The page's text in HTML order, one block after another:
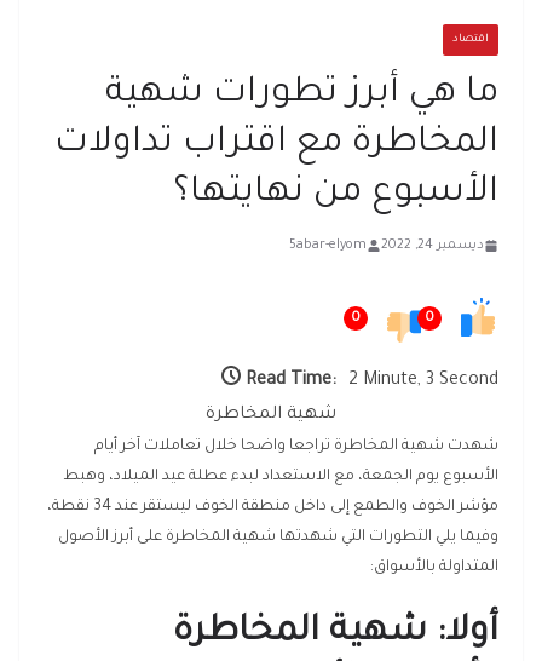
اقتصاد
ما هي أبرز تطورات شهية
المخاطرة مع اقتراب تداولات
الأسبوع من نهايتها؟
ديسمبر 24, 2022 5abar-elyom
0
0
Read Time:
2 Minute, 3 Second
شهية المخاطرة
شهدت شهية المخاطرة تراجعا واضحا خلال تعاملات آخر أيام
الأسبوع يوم الجمعة، مع الاستعداد لبدء عطلة عيد الميلاد، وهبط
مؤشر الخوف والطمع إلى داخل منطقة الخوف ليستقر عند 34 نقطة،
وفيما يلي التطورات التي شهدتها شهية المخاطرة على أبرز الأصول
المتداولة بالأسواق:
أولا: شهية المخاطرة